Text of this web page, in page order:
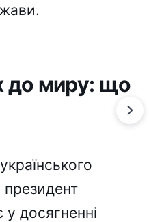
до миру: що
досягненні